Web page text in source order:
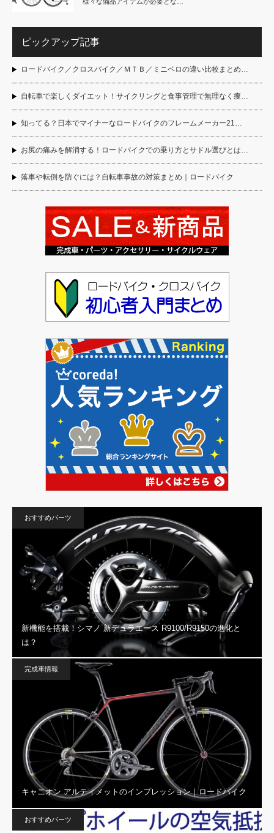
ピックアップ記事
ロードバイク／クロスバイク／ＭＴＢ／ミニベロの違い比較まとめ…
自転車で楽しくダイエット！サイクリングと食事管理で無理なく痩…
知ってる？日本でマイナーなロードバイクのフレームメーカー21…
お尻の痛みを解消する！ロードバイクでの乗り方とサドル選びとは…
落車や転倒を防ぐには？自転車事故の対策まとめ｜ロードバイク
おすすめパーツ
新機能を搭載！シマノ 新デュラエース R9100/R9150の進化と
は？
完成車情報
キャニオン アルティメットのインプレッション｜ロードバイク
おすすめパーツ